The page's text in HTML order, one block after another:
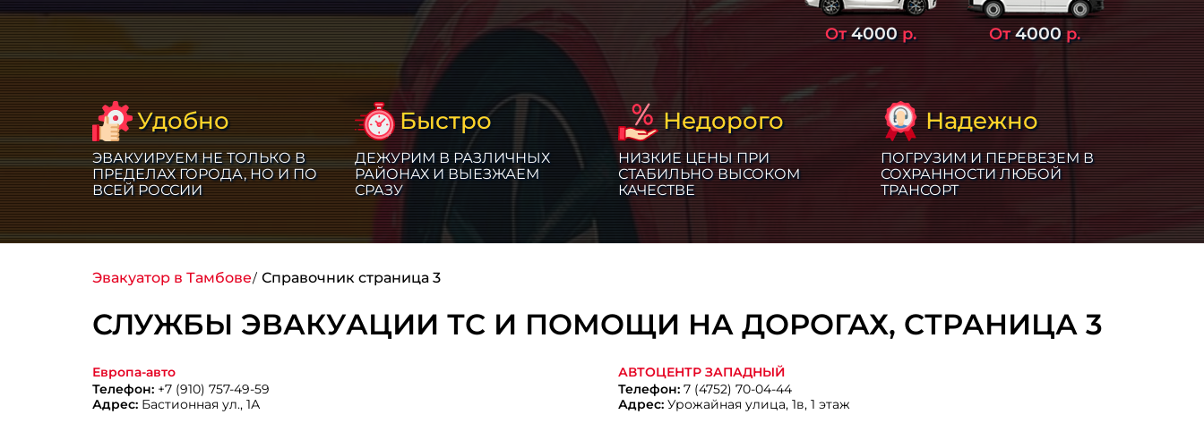
От4000р. От4000р.
Удобно
ЭВАКУИРУЕМ НЕ ТОЛЬКО В
ПРЕДЕЛАХ ГОРОДА, НО И ПО
ВСЕЙ РОССИИ
Быстро
ДЕЖУРИМ В РАЗЛИЧНЫХ
РАЙОНАХ И ВЫЕЗЖАЕМ
СРАЗУ
Недорого
НИЗКИЕ ЦЕНЫ ПРИ
СТАБИЛЬНО ВЫСОКОМ
КАЧЕСТВЕ
Надежно
ПОГРУЗИМ И ПЕРЕВЕЗЕМ В
СОХРАННОСТИ ЛЮБОЙ
ТРАНСОРТ
Эвакуатор в Тамбове Справочник страница 3
СЛУЖБЫ ЭВАКУАЦИИ ТС И ПОМОЩИ НА ДОРОГАХ, CТРАНИЦА 3
Европа-авто
Телефон:+7 (910) 757-49-59
Адрес:Бастионная ул., 1А
АВТОЦЕНТР ЗАПАДНЫЙ
Телефон:7 (4752) 70-04-44
Адрес:Урожайная улица, 1в, 1 этаж